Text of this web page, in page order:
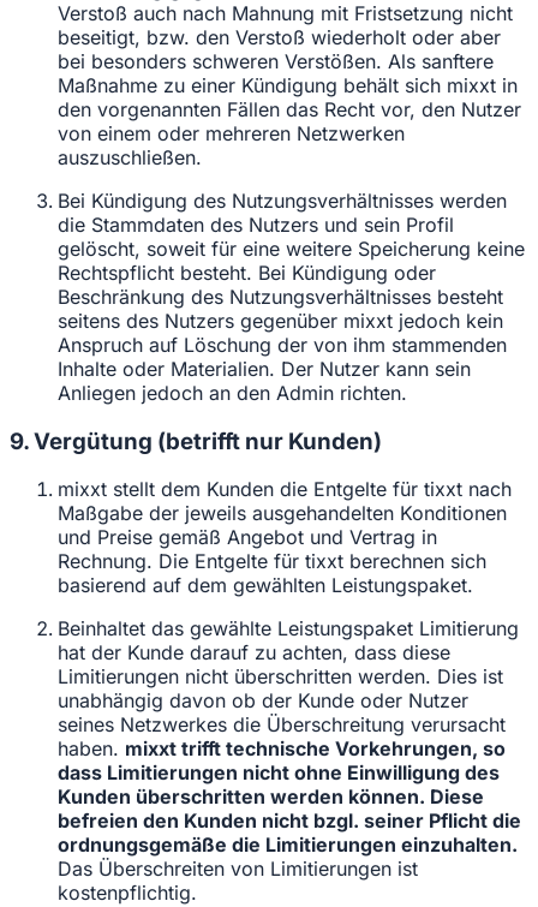
Verstoß auch nach Mahnung mit Fristsetzung nicht
beseitigt, bzw. den Verstoß wiederholt oder aber
bei besonders schweren Verstößen. Als sanftere
Maßnahme zu einer Kündigung behält sich mixxt in
den vorgenannten Fällen das Recht vor, den Nutzer
von einem oder mehreren Netzwerken
auszuschließen.
Bei Kündigung des Nutzungsverhältnisses werden
die Stammdaten des Nutzers und sein Profil
gelöscht, soweit für eine weitere Speicherung keine
Rechtspflicht besteht. Bei Kündigung oder
Beschränkung des Nutzungsverhältnisses besteht
seitens des Nutzers gegenüber mixxt jedoch kein
Anspruch auf Löschung der von ihm stammenden
Inhalte oder Materialien. Der Nutzer kann sein
Anliegen jedoch an den Admin richten.
9. Vergütung (betrifft nur Kunden)
mixxt stellt dem Kunden die Entgelte für tixxt nach
Maßgabe der jeweils ausgehandelten Konditionen
und Preise gemäß Angebot und Vertrag in
Rechnung. Die Entgelte für tixxt berechnen sich
basierend auf dem gewählten Leistungspaket.
Beinhaltet das gewählte Leistungspaket Limitierung
hat der Kunde darauf zu achten, dass diese
Limitierungen nicht überschritten werden. Dies ist
unabhängig davon ob der Kunde oder Nutzer
seines Netzwerkes die Überschreitung verursacht
haben. mixxt trifft technische Vorkehrungen, so
dass Limitierungen nicht ohne Einwilligung des
Kunden überschritten werden können. Diese
befreien den Kunden nicht bzgl. seiner Pflicht die
ordnungsgemäße die Limitierungen einzuhalten.
Das Überschreiten von Limitierungen ist
kostenpflichtig.